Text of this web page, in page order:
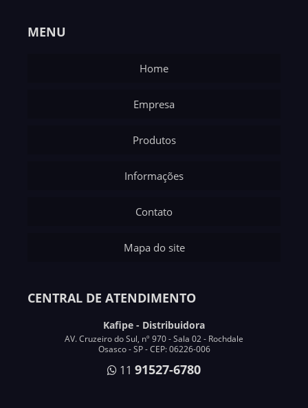
MENU
Home
Empresa
Produtos
Informações
Contato
Mapa do site
CENTRAL DE ATENDIMENTO
Kafipe - Distribuidora
AV. Cruzeiro do Sul, nº 970 - Sala 02 - Rochdale
Osasco - SP - CEP: 06226-006
11 91527-6780